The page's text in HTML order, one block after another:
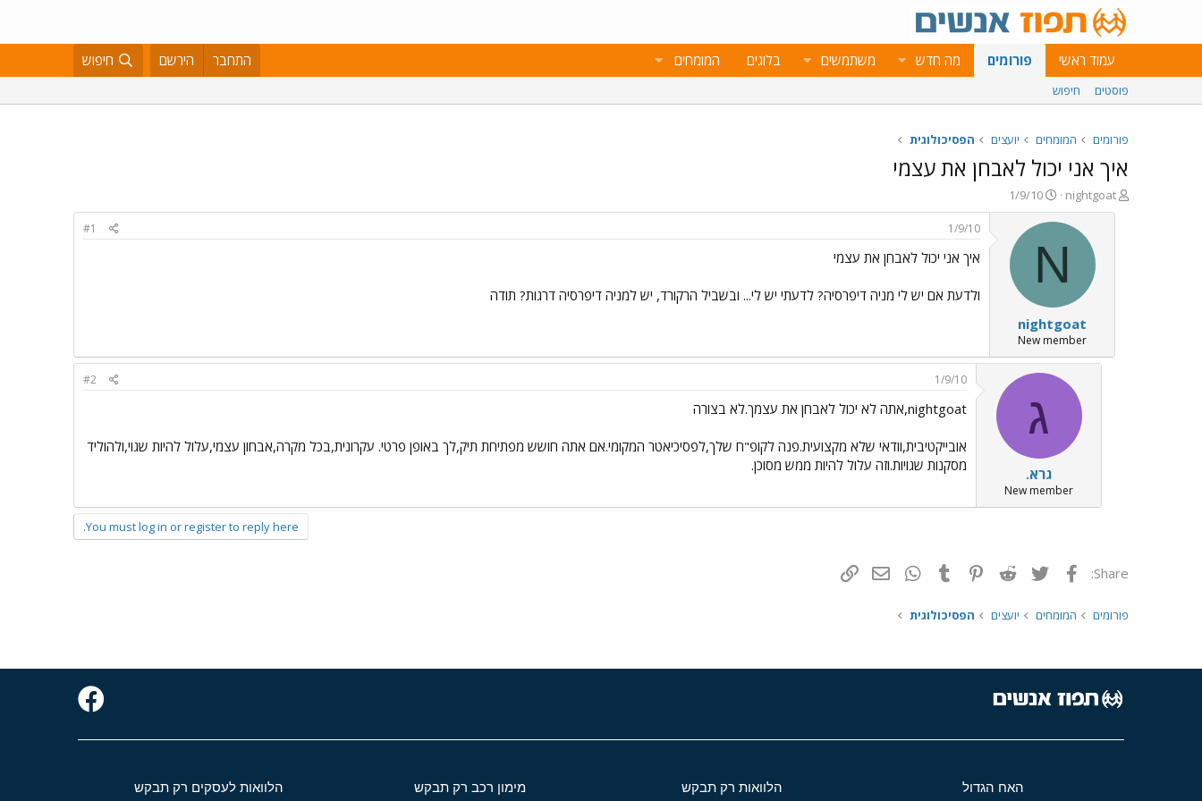
עמוד ראשי פורומים מה חדש משתמשים בלוגים המומחים התחבר הירשם חיפוש
פוסטים חיפוש
פורומים המומחים יועצים הפסיכולוגית
איך אני יכול לאבחן את עצמי
פ
ו
nightgoat
פ
ו
ר
ם
א
ר
ך
1/9/10
N
nightgoat
New member
1/9/10
#1
איך אני יכול לאבחן את עצמי
ולדעת אם יש לי מניה דיפרסיה? לדעתי יש לי... ובשביל הרקורד, יש למניה דיפרסיה דרגות? תודה
ג
גרא.
New member
1/9/10
#2
nightgoat,אתה לא יכול לאבחן את עצמך.לא בצורה
אובייקטיבית,וודאי שלא מקצועית.פנה לקופ"ח שלך,לפסיכיאטר המקומי.אם אתה חושש מפתיחת תיק,לך באופן פרטי. עקרונית,בכל מקרה,אבחון עצמי,עלול להיות שגוי,ולהוליד
מסקנות שגויות.וזה עלול להיות ממש מסוכן.
You must log in or register to reply here.
Share: פייסבוק Twitter
Reddit
Pinterest
Tumblr
WhatsAppדואר אלקטרוני
פורומים המומחים יועצים הפסיכולוגית
האח הגדול הלוואות רק תבקש מימון רכב רק תבקש הלוואות לעסקים רק תבקש